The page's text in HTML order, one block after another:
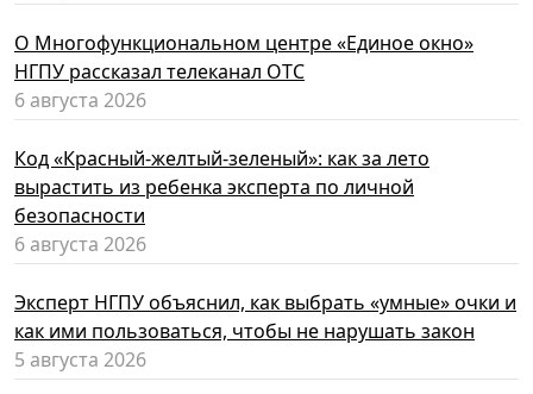
О Многофункциональном центре «Единое окно»
НГПУ рассказал телеканал ОТС
6 августа 2026
Код «Красный-желтый-зеленый»: как за лето
вырастить из ребенка эксперта по личной
безопасности
6 августа 2026
Эксперт НГПУ объяснил, как выбрать «умные» очки и
как ими пользоваться, чтобы не нарушать закон
5 августа 2026